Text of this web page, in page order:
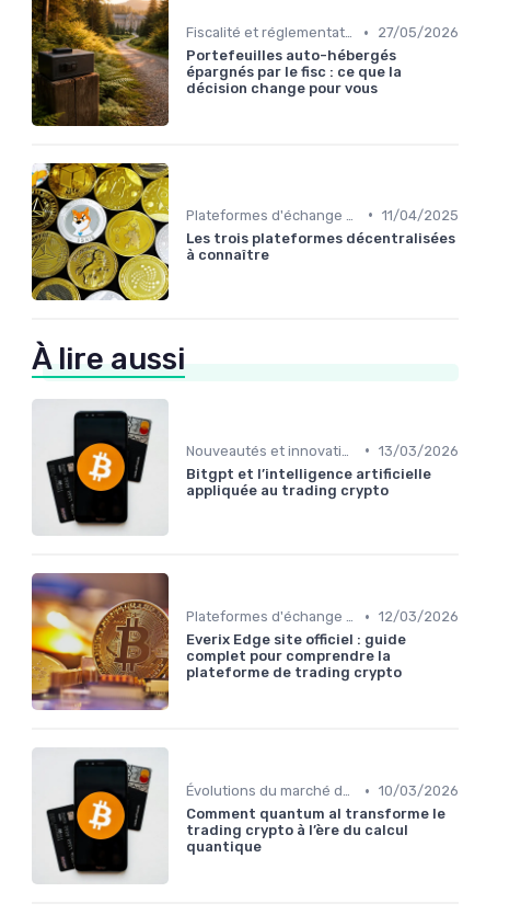
Fiscalité et réglementation •
27/05/2026
Portefeuilles auto-hébergés
épargnés par le fisc : ce que la
décision change pour vous
• 11/04/2025
Les trois plateformes décentralisées
à connaître
À lire aussi
• 13/03/2026
Bitgpt et l’intelligence artificielle
appliquée au trading crypto
Plateformes d'échange et portefeuilles • 12/03/2026
Everix Edge site officiel : guide
complet pour comprendre la
plateforme de trading crypto
Évolutions du marché des cryptos • 10/03/2026
Comment quantum al transforme le
trading crypto à l’ère du calcul
quantique